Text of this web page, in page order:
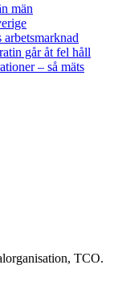
män
går åt fel håll
– så mäts
TCO.